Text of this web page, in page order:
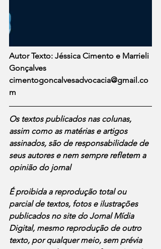
Autor Texto: Jéssica Cimento e Marrieli
Gonçalves
cimentogoncalvesadvocacia@gmail.co
m
Os textos publicados nas colunas,
assim como as matérias e artigos
assinados, são de responsabilidade de
seus autores e nem sempre refletem a
opinião do jornal
É proibida a reprodução total ou
parcial de textos, fotos e ilustrações
publicados no site do Jornal Mídia
Digital, mesmo reprodução de outro
texto, por qualquer meio, sem prévia